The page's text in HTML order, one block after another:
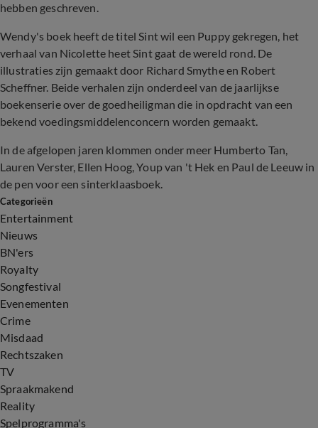
hebben geschreven.
Wendy's boek heeft de titel Sint wil een Puppy gekregen, het
verhaal van Nicolette heet Sint gaat de wereld rond. De
illustraties zijn gemaakt door Richard Smythe en Robert
Scheffner. Beide verhalen zijn onderdeel van de jaarlijkse
boekenserie over de goedheiligman die in opdracht van een
bekend voedingsmiddelenconcern worden gemaakt.
In de afgelopen jaren klommen onder meer Humberto Tan,
Lauren Verster, Ellen Hoog, Youp van 't Hek en Paul de Leeuw in
de pen voor een sinterklaasboek.
Categorieën
Entertainment
Nieuws
BN'ers
Royalty
Songfestival
Evenementen
Crime
Misdaad
Rechtszaken
TV
Spraakmakend
Reality
Spelprogramma's